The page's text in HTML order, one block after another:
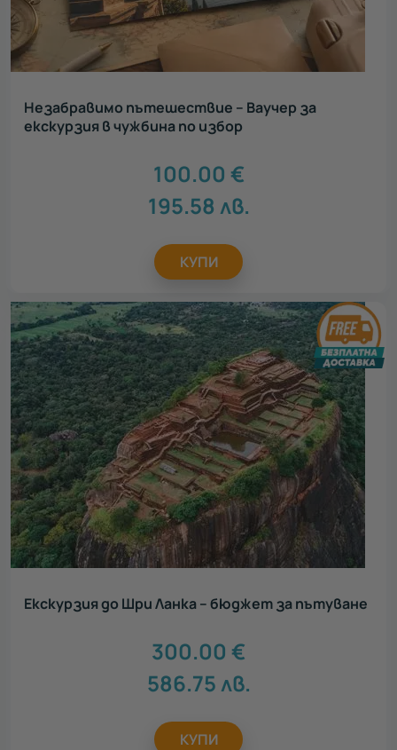
Незабравимо пътешествие – Ваучер за
екскурзия в чужбина по избор
100.00 €
195.58 лв.
КУПИ
Екскурзия до Шри Ланка – бюджет за пътуване
300.00 €
586.75лв.
КУПИ